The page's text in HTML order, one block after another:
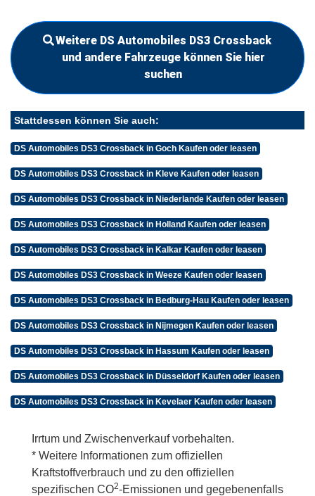
Weitere DS Automobiles DS3 Crossback
und andere Fahrzeuge können Sie hier
suchen
Stattdessen können Sie auch:
DS Automobiles DS3 Crossback in Goch Kaufen oder leasen
DS Automobiles DS3 Crossback in Kleve Kaufen oder leasen
DS Automobiles DS3 Crossback in Niederlande Kaufen oder leasen
DS Automobiles DS3 Crossback in Holland Kaufen oder leasen
DS Automobiles DS3 Crossback in Kalkar Kaufen oder leasen
DS Automobiles DS3 Crossback in Weeze Kaufen oder leasen
DS Automobiles DS3 Crossback in Bedburg-Hau Kaufen oder leasen
DS Automobiles DS3 Crossback in Nijmegen Kaufen oder leasen
DS Automobiles DS3 Crossback in Hassum Kaufen oder leasen
DS Automobiles DS3 Crossback in Düsseldorf Kaufen oder leasen
DS Automobiles DS3 Crossback in Kevelaer Kaufen oder leasen
Irrtum und Zwischenverkauf vorbehalten.
* Weitere Informationen zum offiziellen
Kraftstoffverbrauch und zu den offiziellen
spezifischen CO2-Emissionen und gegebenenfalls